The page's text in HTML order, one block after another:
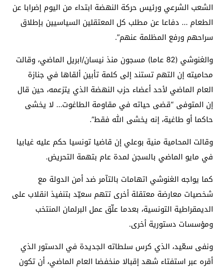
الشعب الشرعي ورئيس حركة النهضة ابتداء من اليوم إضرابا عن
الطعام … دفاعا عن مطلب كل المعتقلين السياسيين بإطلاق
سراحهم ورفع المظلمة عنهم”.
والغنوشي (82 عاما) مسجون منذ نيسان/ابريل الماضي، وقالت
محاميته إن التهم تستند إلى كلمة تأبين ألقاها في جنازة
العام الماضي لأحد أعضاء حزب النهضة الذي يتزعمه، حين قال
إن المتوفى “قضى حياته في مقاومة الطاغوت… لا يخشى
حاكما أو طاغية، إنه يخشى الله فقط”.
وقالت المحامية منية بوعلي إن قاضيا تونسيا حكم عليه غيابيا
في مايو الماضي بالسجن لمدة عام بتهمة التحريض.
كما يواجه الغنوشي اتهامات بالتآمر ضد أمن الدولة مع
شخصيات معارضة معتقلة أخرى تتهم سعيّد بتنفيذ انقلاب على
الديمقراطية التونسية، بعدما علّق عمل البرلمان المنتخب
ومؤسسات دستورية أخرى.
ونفى سعّيد، الذي كرس سلطاته الجديدة في الدستور الذي
أقره عبر استفتاء شهد إقبالا منخفضا العام الماضي، أن تكون